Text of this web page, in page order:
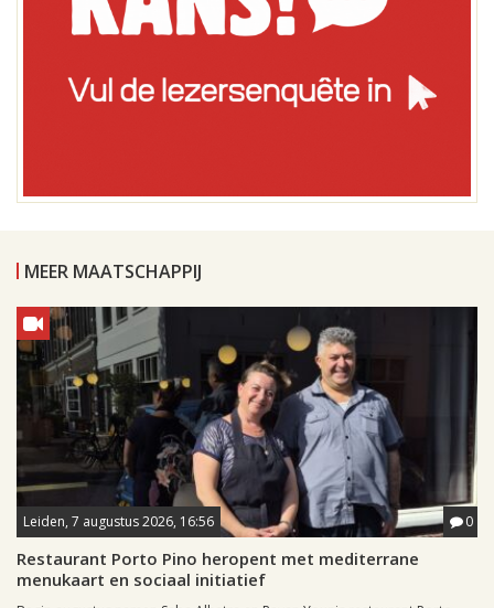
MEER MAATSCHAPPIJ
Leiden, 7 augustus 2026, 16:56 0
Restaurant Porto Pino heropent met mediterrane
menukaart en sociaal initiatief